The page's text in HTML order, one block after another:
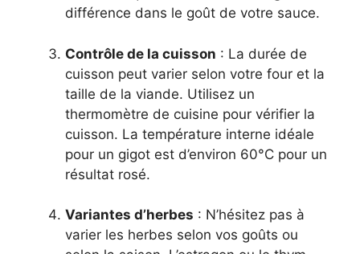
différence dans le goût de votre sauce.
Contrôle de la cuisson : La durée de
cuisson peut varier selon votre four et la
taille de la viande. Utilisez un
thermomètre de cuisine pour vérifier la
cuisson. La température interne idéale
pour un gigot est d’environ 60°C pour un
résultat rosé.
Variantes d’herbes : N’hésitez pas à
varier les herbes selon vos goûts ou